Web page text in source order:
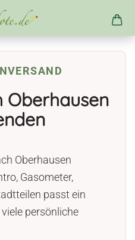
Oberhausen
Oberhausen
Gasometer,
passt ein
persönliche